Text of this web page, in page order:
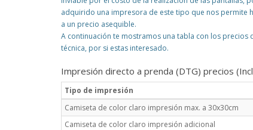
adquirido una impresora de este tipo que nos permite
a un precio asequible.
A continuación te mostramos una tabla con los precios
técnica, por si estas interesado.
Impresión directo a prenda (DTG) precios
Tipo de impresión
Camiseta de color claro impresión max. a 30x30cm
Camiseta de color claro impresión adicional